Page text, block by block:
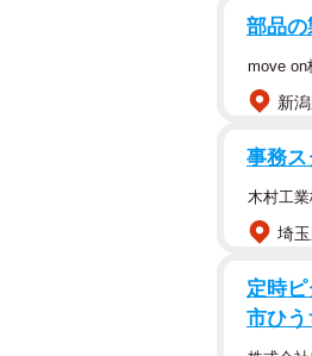
部品
move on
新
事務ス
木村工
埼
定時
市ひう